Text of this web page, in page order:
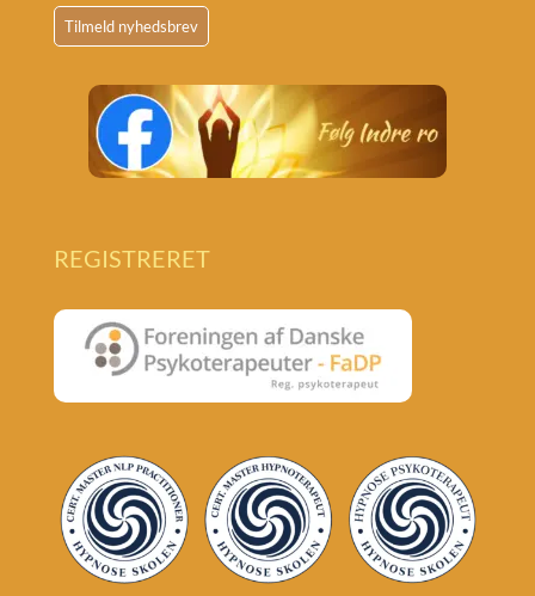
REGISTRERET